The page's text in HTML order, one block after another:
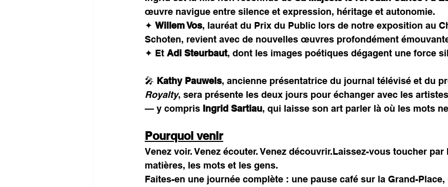
œuvre navigue entre silence et expression, héritage et autonomie.
✦ Willem Vos, lauréat du Prix du Public lors de notre exposition au
Schoten, revient avec de nouvelles œuvres profondément
✦ Et Adi Steurbaut, dont les images poétiques dégagent une force
🎤 Kathy Pauwels, ancienne présentatrice du journal télévisé et du
Royalty, sera présente les deux jours pour échanger avec les
— y compris Ingrid Sartiau, qui laisse son art parler là où les mots
Pourquoi venir
Venez voir. Venez écouter. Venez découvrir.Laissez-vous toucher
matières, les mots et les gens.
Faites-en une journée complète : une pause café sur la Grand-